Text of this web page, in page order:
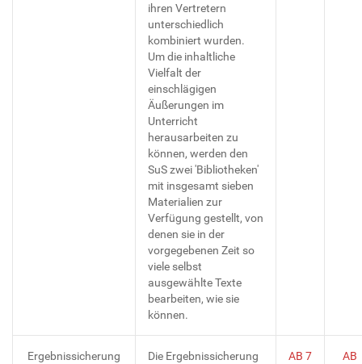
ihren Vertretern
unterschiedlich
kombiniert wurden.
Um die inhaltliche
Vielfalt der
einschlägigen
Äußerungen im
Unterricht
herausarbeiten zu
können, werden den
SuS zwei 'Bibliotheken'
mit insgesamt sieben
Materialien zur
Verfügung gestellt, von
denen sie in der
vorgegebenen Zeit so
viele selbst
ausgewählte Texte
bearbeiten, wie sie
können.
Ergebnissicherung
Die Ergebnissicherung
AB 7
AB